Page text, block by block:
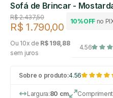
Sofá de Brincar -
Preço regular
R$ 2.437,50
Preço de venda
R$ 1.790,00 10%OFFno
Ou 10x de R$ 198,88
sem juros
4.56
Sobre o produto:4.56
Largura:80 cm